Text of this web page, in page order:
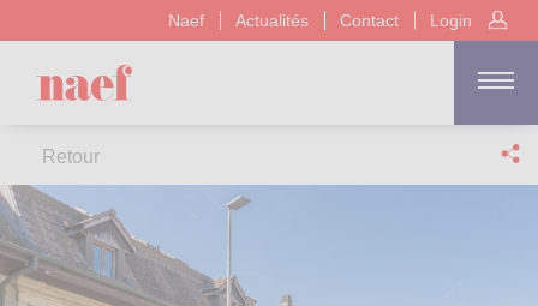
Naef Actualités Contact Login
Retour